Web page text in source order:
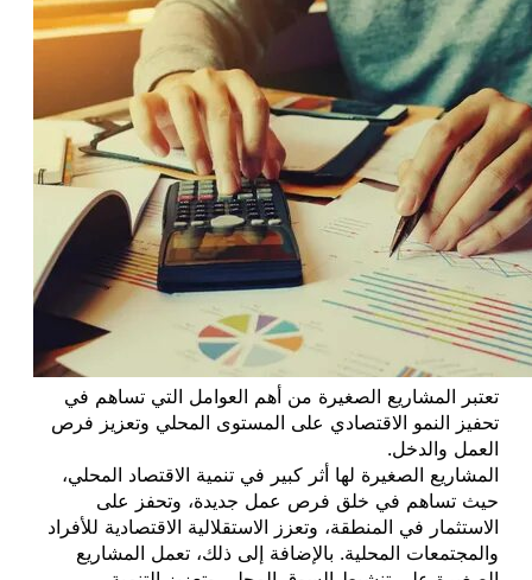
تعتبر المشاريع الصغيرة من أهم العوامل التي تساهم في
تحفيز النمو الاقتصادي على المستوى المحلي وتعزيز فرص
العمل والدخل.
المشاريع الصغيرة لها أثر كبير في تنمية الاقتصاد المحلي،
حيث تساهم في خلق فرص عمل جديدة، وتحفز على
الاستثمار في المنطقة، وتعزز الاستقلالية الاقتصادية للأفراد
والمجتمعات المحلية. بالإضافة إلى ذلك، تعمل المشاريع